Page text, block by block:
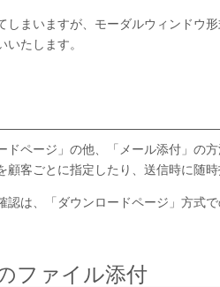
まいますが、モーダルウィンドウ
たします。
ドページ」の他、「メール添付」の
客ごとに指定したり、送信時に随時
は、「ダウンロードページ」方式で
ファイル添付